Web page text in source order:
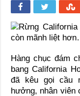
Hàng chục đám
bang California
đã kêu gọi cầu
hưởng, nhân viên